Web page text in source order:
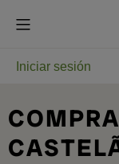
Iniciar sesión